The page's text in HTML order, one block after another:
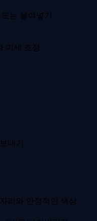
는 붙여넣기
미세 조정
내기
리와 안정적인 색상